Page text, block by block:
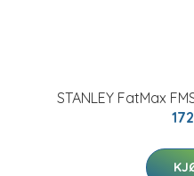
STANLEY FatMax